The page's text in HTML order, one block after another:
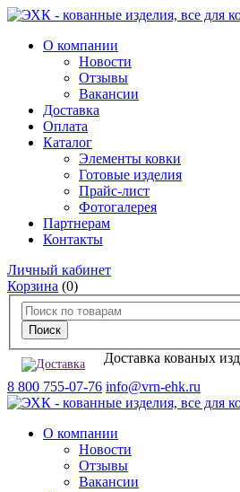
О компании
Новости
Отзывы
Вакансии
Доставка
Оплата
Каталог
Элементы ковки
Готовые изделия
Прайс-лист
Фотогалерея
Партнерам
Контакты
Личный кабинет
Корзина (0)
Доставка кованых
8 800 755-07-76 info@vrn-ehk.ru
О компании
Новости
Отзывы
Вакансии